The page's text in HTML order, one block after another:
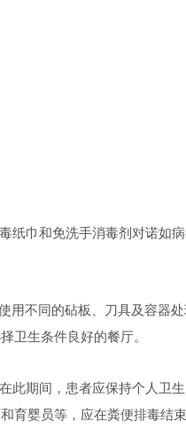
纸巾和免洗手消毒剂对诺如病
用不同的砧板、刀具及容器
卫生条件良好的餐厅。
此期间，患者应保持个人卫
育婴员等，应在粪便排毒结